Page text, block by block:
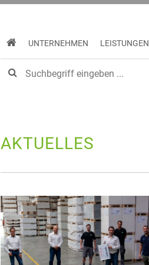
UNTERNEHMEN LEISTUNGEN
Home Unternehmen Aktuelles
AKTUELLES